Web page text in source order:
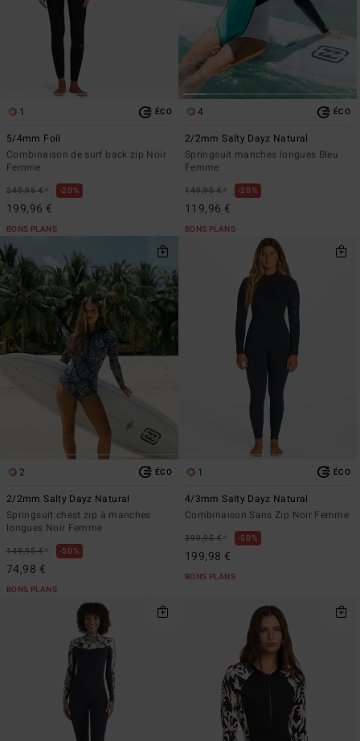
1 ÉCO
5/4mm Foil
Combinaison de surf back zip Noir
Femme
249,95 €* 20%
199,96 €
BONS PLANS
4 ÉCO
2/2mm Salty Dayz Natural
Springsuit manches longues Bleu
Femme
149,95 €* 20%
119,96 €
BONS PLANS
2 ÉCO
2/2mm Salty Dayz Natural
Springsuit chest zip à manches
longues Noir Femme
149,95 €* 50%
74,98 €
BONS PLANS
1 ÉCO
4/3mm Salty Dayz Natural
Combinaison Sans Zip Noir Femme
399,95 €* 50%
199,98 €
BONS PLANS